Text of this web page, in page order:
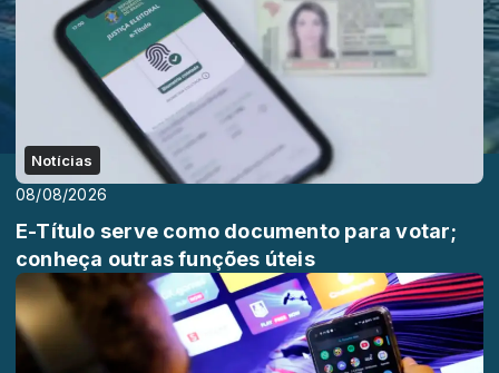
Notícias
08/08/2026
E-Título serve como documento para votar;
conheça outras funções úteis